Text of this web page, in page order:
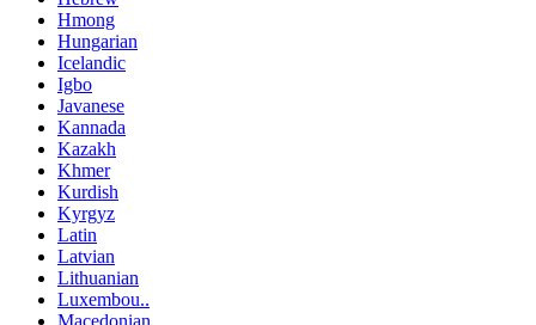
Hmong
Hungarian
Icelandic
Igbo
Javanese
Kannada
Kazakh
Khmer
Kurdish
Kyrgyz
Latin
Latvian
Lithuanian
Luxembou..
Macedonian